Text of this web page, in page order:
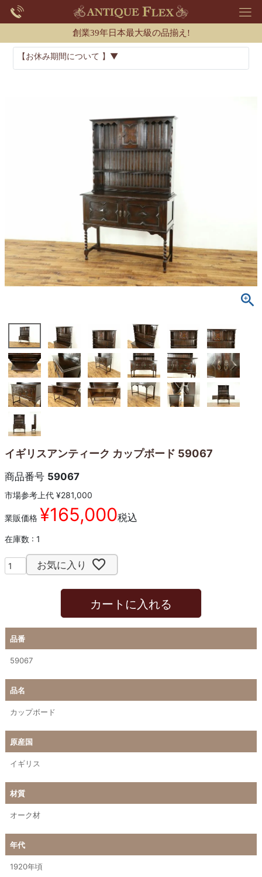
創業39年日本最大級の品揃え!
【お休み期間について 】▼
イギリスアンティーク カップボード 59067
商品番号 59067
市場参考上代 ¥281,000
業販価格 ¥165,000税込
在庫数 1
お気に入り
カートに入れる
品番
59067
品名
カップボード
原産国
イギリス
材質
オーク材
年代
1920年頃